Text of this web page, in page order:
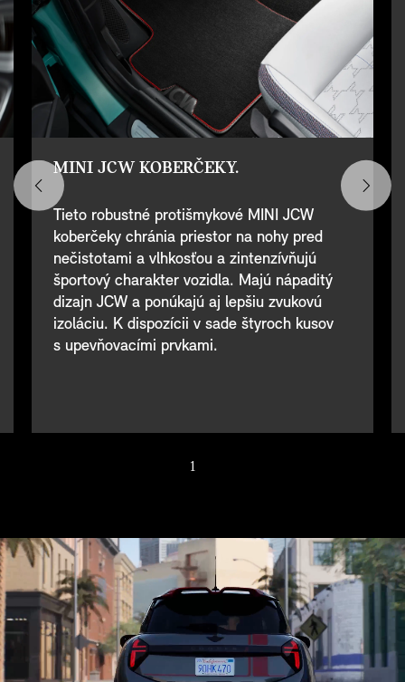
MINI JCW KOBERČEKY.
Tieto robustné protišmykové MINI JCW
koberčeky chránia priestor na nohy pred
nečistotami a vlhkosťou a zintenzívňujú
športový charakter vozidla. Majú nápaditý
dizajn JCW a ponúkajú aj lepšiu zvukovú
izoláciu. K dispozícii v sade štyroch kusov
s upevňovacími prvkami.
1